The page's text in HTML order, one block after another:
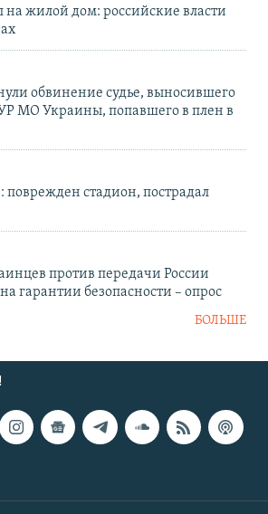
на жилой дом: российские власти
обвинение судье, выносившего
МО Украины, попавшего в плен в
поврежден стадион, пострадал
против передачи России
гарантии безопасности – опрос
БОЛЬШЕ